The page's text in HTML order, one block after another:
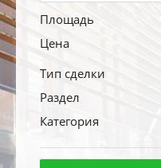
Площадь
Цена
Тип сделки
Раздел
Категория